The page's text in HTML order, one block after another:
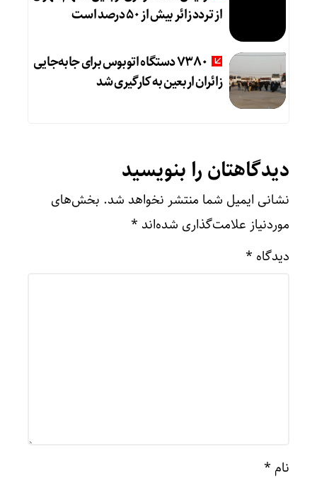
از تردد زائر بیش از ۵۰ درصد است
۷۳۸۰ دستگاه اتوبوس برای جابه‌جایی
زائران اربعین به‌ کارگیری شد
دیدگاهتان را بنویسید
نشانی ایمیل شما منتشر نخواهد شد. بخش‌های
موردنیاز علامت‌گذاری شده‌اند *
دیدگاه *
نام *